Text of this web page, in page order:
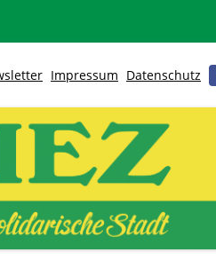
Impressum Datenschutz